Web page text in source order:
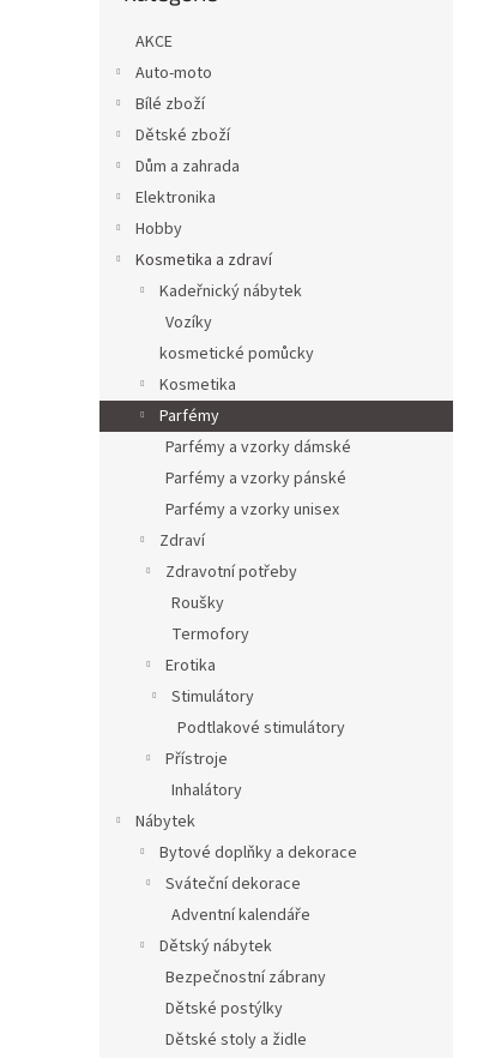
AKCE
Auto-moto
Bílé zboží
Dětské zboží
Dům a zahrada
Elektronika
Hobby
Kosmetika a zdraví
Kadeřnický nábytek
Vozíky
kosmetické pomůcky
Kosmetika
Parfémy
Parfémy a vzorky dámské
Parfémy a vzorky pánské
Parfémy a vzorky unisex
Zdraví
Zdravotní potřeby
Roušky
Termofory
Erotika
Stimulátory
Podtlakové stimulátory
Přístroje
Inhalátory
Nábytek
Bytové doplňky a dekorace
Sváteční dekorace
Adventní kalendáře
Dětský nábytek
Bezpečnostní zábrany
Dětské postýlky
Dětské stoly a židle